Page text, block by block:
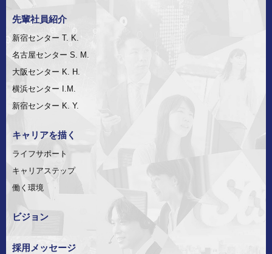
先輩社員紹介
新宿センター T. K.
名古屋センター S. M.
大阪センター K. H.
横浜センター I.M.
新宿センター K. Y.
キャリアを描く
ライフサポート
キャリアステップ
働く環境
ビジョン
採用メッセージ